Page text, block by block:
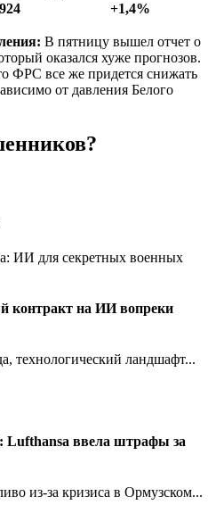
+1,4%
В пятницу вышел отчет о
оказался хуже прогнозов.
ФРС все же придется снижать
от давления Белого
контракт на ИИ вопреки
технологический ландшафт...
Lufthansa ввела штрафы за
из-за кризиса в Ормузском...